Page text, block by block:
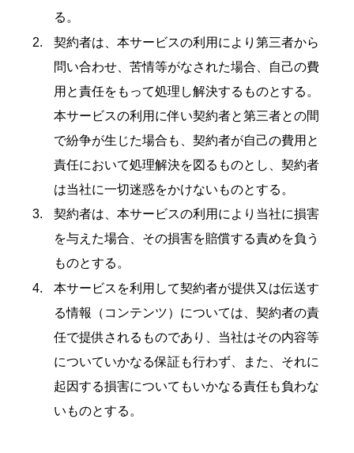
る。
契約者は、本サービスの利用により第三者から
問い合わせ、苦情等がなされた場合、自己の費
用と責任をもって処理し解決するものとする。
本サービスの利用に伴い契約者と第三者との間
で紛争が生じた場合も、契約者が自己の費用と
責任において処理解決を図るものとし、契約者
は当社に一切迷惑をかけないものとする。
契約者は、本サービスの利用により当社に損害
を与えた場合、その損害を賠償する責めを負う
ものとする。
本サービスを利用して契約者が提供又は伝送す
る情報（コンテンツ）については、契約者の責
任で提供されるものであり、当社はその内容等
についていかなる保証も行わず、また、それに
起因する損害についてもいかなる責任も負わな
いものとする。